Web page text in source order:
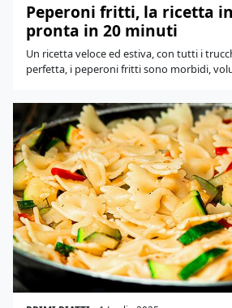
Peperoni fritti, la ricetta
pronta in 20 minuti
Un ricetta veloce ed estiva, con tutti i
perfetta, i peperoni fritti sono morbidi,